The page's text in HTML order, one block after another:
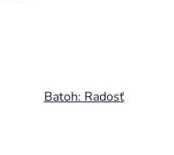
Batoh: Radosť